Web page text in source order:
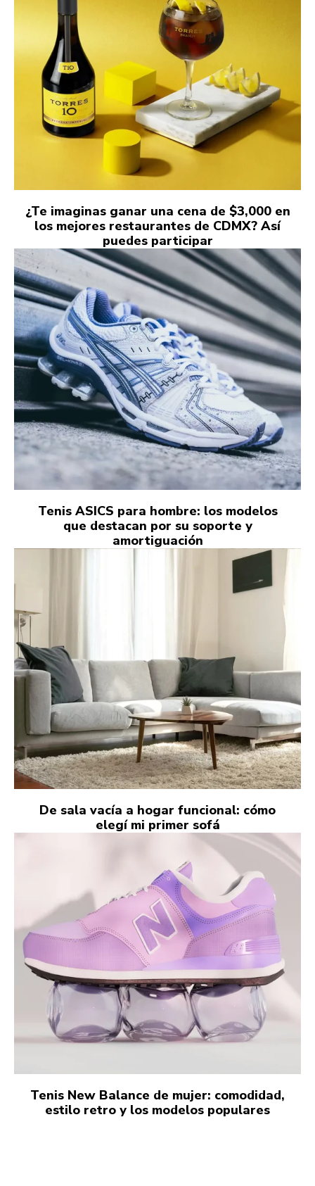
¿Te imaginas ganar una cena de $3,000 en
los mejores restaurantes de CDMX? Así
puedes participar
Tenis ASICS para hombre: los modelos
que destacan por su soporte y
amortiguación
De sala vacía a hogar funcional: cómo
elegí mi primer sofá
Tenis New Balance de mujer: comodidad,
estilo retro y los modelos populares